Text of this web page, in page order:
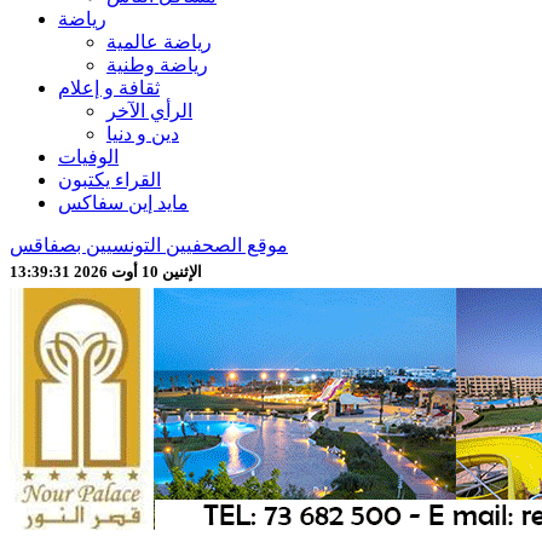
رياضة
رياضة عالمية
رياضة وطنية
ثقافة و إعلام
الرأي الآخر
دين و دنيا
الوفيات
القراء يكتبون
مايد إين سفاكس
موقع الصحفيين التونسيين بصفاقس
الإثنين 10 أوت 2026 13:39:33